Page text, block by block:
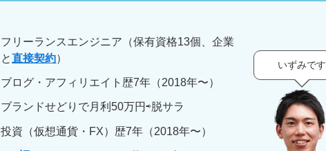
フリーランスエンジニア（保有資格13個、企業
と直接契約）
ブログ・アフィリエイト歴7年（2018年〜）
ブランドせどりで月利50万円⇨脱サラ
投資（仮想通貨・FX）歴7年（2018年〜）
いずみです